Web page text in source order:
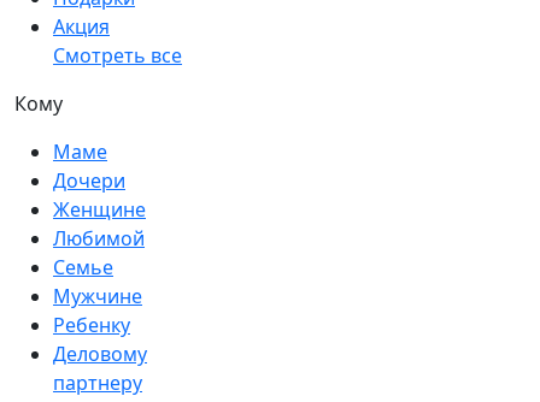
Акция
Смотреть все
Кому
Маме
Дочери
Женщине
Любимой
Семье
Мужчине
Ребенку
Деловому
партнеру